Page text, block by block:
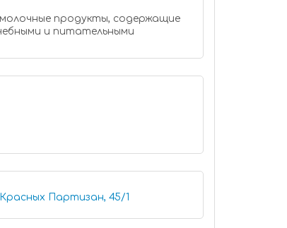
продукты, содержащие
и питательными
Партизан, 45/1